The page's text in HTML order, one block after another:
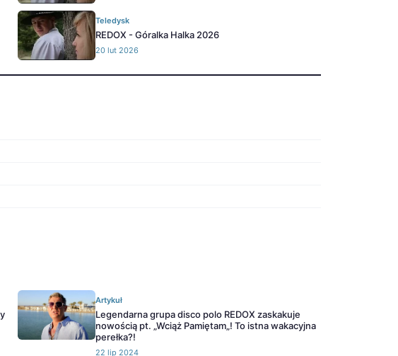
Teledysk
REDOX - Góralka Halka 2026
20 lut 2026
Artykuł
Legendarna grupa disco polo REDOX zaskakuje
nowością pt. „Wciąż Pamiętam„! To istna wakacyjna
perełka?!
22 lip 2024